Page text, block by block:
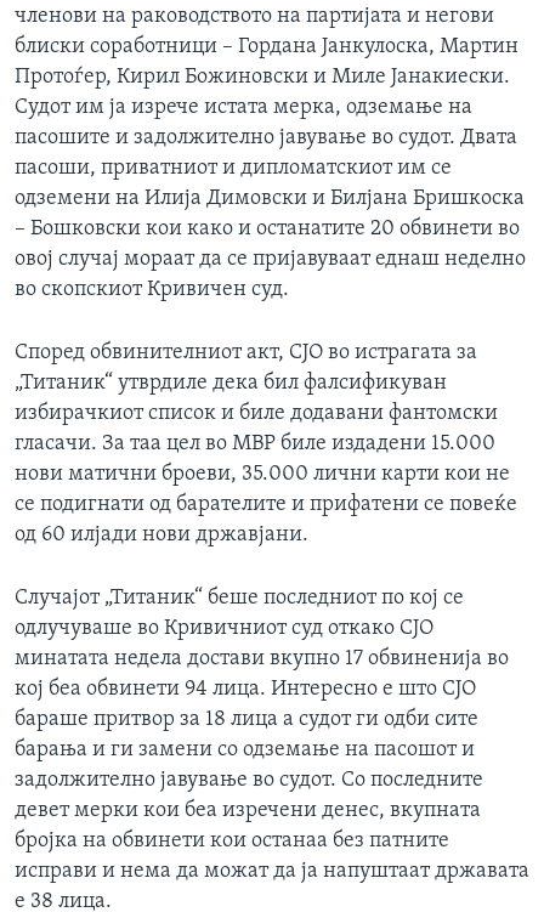
членови на раководството на партијата и негови
блиски соработници – Гордана Јанкулоска, Мартин
Протоѓер, Кирил Божиновски и Миле Јанакиески.
Судот им ја изрече истата мерка, одземање на
пасошите и задолжително јавување во судот. Двата
пасоши, приватниот и дипломатскиот им се
одземени на Илија Димовски и Билјана Бришкоска
– Бошковски кои како и останатите 20 обвинети во
овој случај мораат да се пријавуваат еднаш неделно
во скопскиот Кривичен суд.
Според обвинителниот акт, СЈО во истрагата за
„Титаник“ утврдиле дека бил фалсификуван
избирачкиот список и биле додавани фантомски
гласачи. За таа цел во МВР биле издадени 15.000
нови матични броеви, 35.000 лични карти кои не
се подигнати од барателите и прифатени се повеќе
од 60 илјади нови државјани.
Случајот „Титаник“ беше последниот по кој се
одлучуваше во Кривичниот суд откако СЈО
минатата недела достави вкупно 17 обвиненија во
кој беа обвинети 94 лица. Интересно е што СЈО
бараше притвор за 18 лица а судот ги одби сите
барања и ги замени со одземање на пасошот и
задолжително јавување во судот. Со последните
девет мерки кои беа изречени денес, вкупната
бројка на обвинети кои останаа без патните
исправи и нема да можат да ја напуштаат државата
е 38 лица.